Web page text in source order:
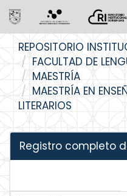
navigation
REPOSITORIO
FACULTAD DE
MAESTRÍA
MAESTRÍA EN
LITERARIOS
Registro completo